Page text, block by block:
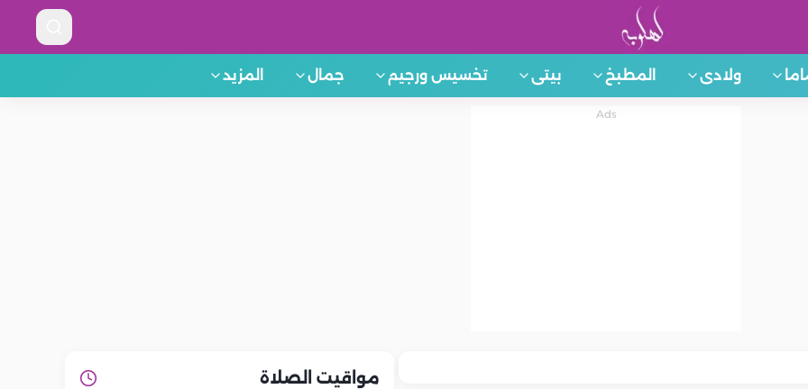
ولادى المطبخ بيتى تخسيس ورجيم جمال المزيد
مواقيت الصلاة